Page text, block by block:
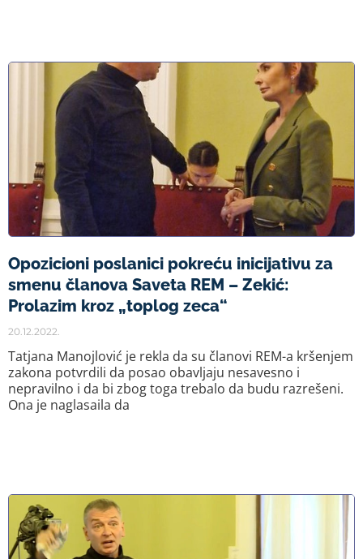
Opozicioni poslanici pokreću inicijativu za
smenu članova Saveta REM – Zekić:
Prolazim kroz „toplog zeca“
20.12.2022.
Tatjana Manojlović je rekla da su članovi REM-a kršenjem
zakona potvrdili da posao obavljaju nesavesno i
nepravilno i da bi zbog toga trebalo da budu razrešeni.
Ona je naglasaila da